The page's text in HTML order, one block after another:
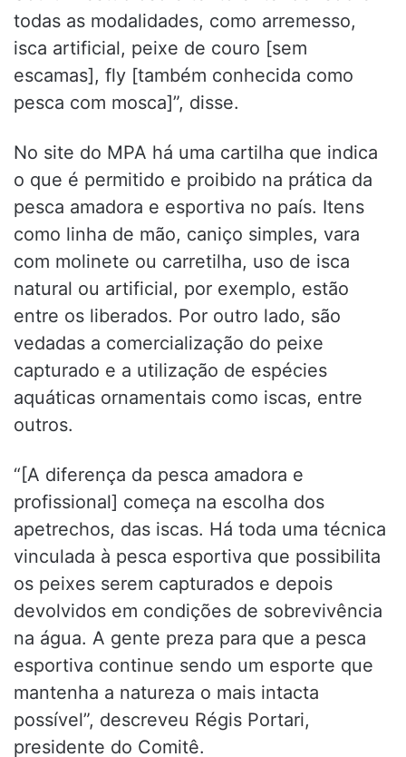
todas as modalidades, como arremesso,
isca artificial, peixe de couro [sem
escamas], fly [também conhecida como
pesca com mosca]”, disse.
No site do MPA há uma cartilha que indica
o que é permitido e proibido na prática da
pesca amadora e esportiva no país. Itens
como linha de mão, caniço simples, vara
com molinete ou carretilha, uso de isca
natural ou artificial, por exemplo, estão
entre os liberados. Por outro lado, são
vedadas a comercialização do peixe
capturado e a utilização de espécies
aquáticas ornamentais como iscas, entre
outros.
“[A diferença da pesca amadora e
profissional] começa na escolha dos
apetrechos, das iscas. Há toda uma técnica
vinculada à pesca esportiva que possibilita
os peixes serem capturados e depois
devolvidos em condições de sobrevivência
na água. A gente preza para que a pesca
esportiva continue sendo um esporte que
mantenha a natureza o mais intacta
possível”, descreveu Régis Portari,
presidente do Comitê​.